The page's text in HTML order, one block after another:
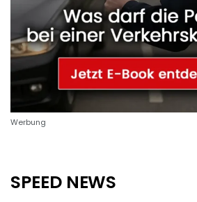
Werbung
SPEED NEWS